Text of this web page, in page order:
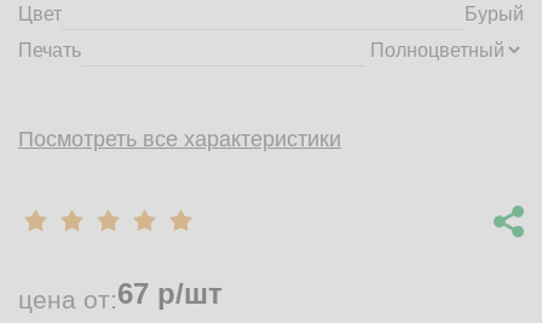
Цвет
Бурый
Печать
Посмотреть все характеристики
цена от:67 р/шт